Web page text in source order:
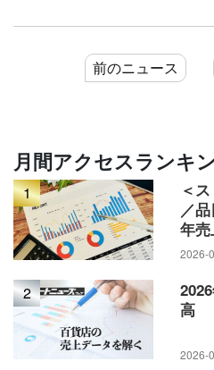
1985年4月西武百貨店（当時）入
2012年2月西武大津店長
2014年3月セブンネットショッピ
2021年3月そごう・西武取締役常
前のニュース
月間アクセスランキ
1
＜
／
年
2026-
2
高
2026-